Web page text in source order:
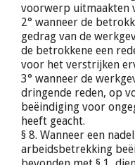
voorwerp uitmaakten
2° wanneer de
gedrag van de
de betrokkene een
voor het verstrijken
3° wanneer de
dringende reden, op
beëindiging voor
heeft geacht.
§ 8. Wanneer een
arbeidsbetrekking